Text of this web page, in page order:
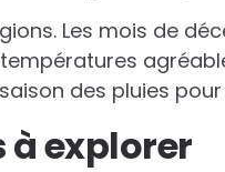
Les mois de
des pluies
à explorer